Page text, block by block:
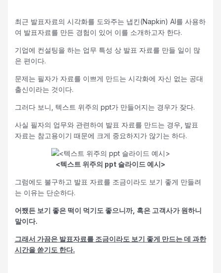
최근 발표자료의 시각화를 도와주는 냅킨(Napkin) AI를 사용하
여 발표자료를 만든 경험이 있어 이를 소개하고자 한다.
기업에 컨설팅을 하는 업무 특성 상 발표 자료를 만들 일이 많
은 편이다.
문제는 필자가 자료를 이쁘게 만드는 시각화에 자신 없는 공대
출신이라는 것이다.
그러다 보니, 텍스트 위주의 ppt가 만들어지는 경우가 잦다.
사실 필자의 업무와 관련하여 발표 자료를 만드는 경우, 발표
자료는 참고용이기 때문에 크게 중요하지가 않기는 하다.
<텍스트 위주의 ppt 슬라이드 예시>
그럼에도 불구하고 발표 자료를 조금이라도 보기 좋게 만들려
는 이유는 단순하다.
어쨌든 보기 좋은 떡이 먹기도 좋으니까, 혹은 고객사가 원하니
말이다.
그래서 가끔은 발표자료를 조금이라도 보기 좋게 만드는 데 과한
시간을 쏟기도 한다.